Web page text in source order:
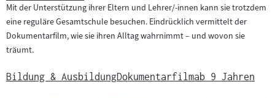
Mit der Unterstützung ihrer Eltern und Lehrer/-innen kann sie trotzdem
eine reguläre Gesamtschule besuchen. Eindrücklich vermittelt der
Dokumentarfilm, wie sie ihren Alltag wahrnimmt – und wovon sie
träumt.
Bildung & AusbildungDokumentarfilmab 9 Jahren